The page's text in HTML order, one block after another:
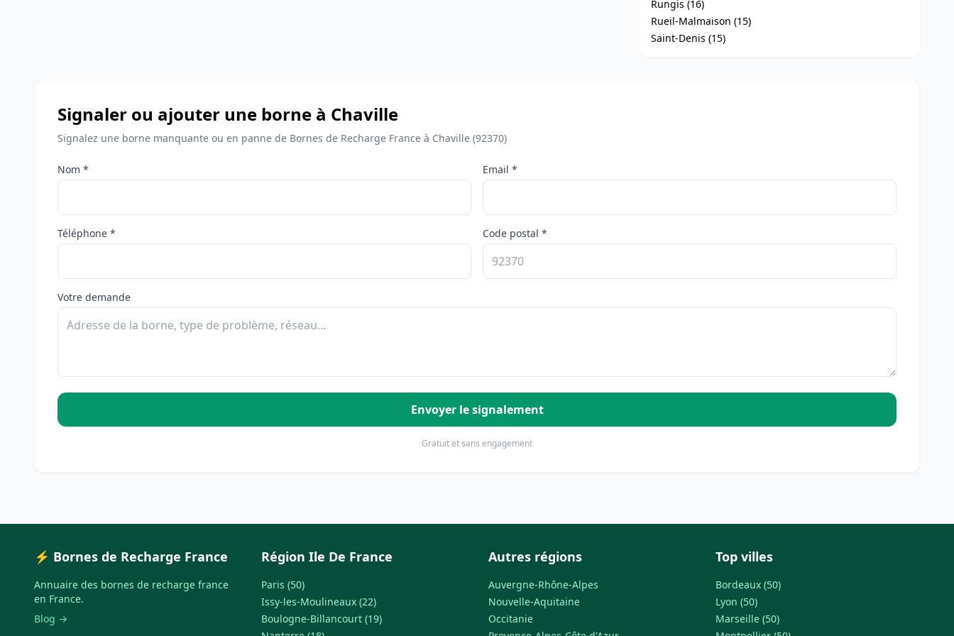
Rungis (16)
Rueil-Malmaison (15)
Saint-Denis (15)
Signaler ou ajouter une borne à Chaville
Signalez une borne manquante ou en panne de Bornes de Recharge France à Chaville (92370)
Nom * Email *
Téléphone * Code postal *
Votre demande
Envoyer le signalement
Gratuit et sans engagement
⚡ Bornes de Recharge France
Annuaire des bornes de recharge france
en France.
Blog →
Région Ile De France
Paris (50)
Issy-les-Moulineaux (22)
Boulogne-Billancourt (19)
Autres régions
Auvergne-Rhône-Alpes
Nouvelle-Aquitaine
Occitanie
Top villes
Bordeaux (50)
Lyon (50)
Marseille (50)